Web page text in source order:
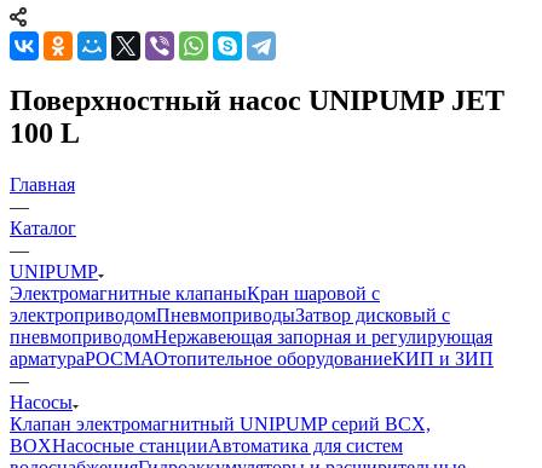
Поверхностный насос UNIPUMP JET
100 L
Главная
—
Каталог
—
UNIPUMP
Электромагнитные клапаныКран шаровой с
электроприводомПневмоприводыЗатвор дисковый с
пневмоприводомНержавеющая запорная и регулирующая
арматураРОСМАОтопительное оборудованиеКИП и ЗИП
—
Насосы
Клапан электромагнитный UNIPUMP серий BCX,
BOXНасосные станцииАвтоматика для систем